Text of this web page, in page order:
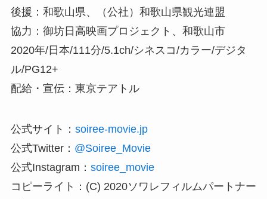
後援：和歌山県、（公社）和歌山県観光連盟
協力：御坊日高映画プロジェクト、和歌山市
2020年/日本/111分/5.1ch/シネスコ/カラー/デジタ
ル/PG12+
配給・宣伝：東京テアトル
公式サイト： soiree-movie.jp
公式Twitter： @Soiree_Movie
公式Instagram： soiree_movie
コピーライト：(C) 2020ソワレフィルムパートナー